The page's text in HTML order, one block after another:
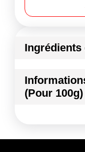
Ingrédients
Grenade
Conformément
(Pour 100g)
Kilojoules